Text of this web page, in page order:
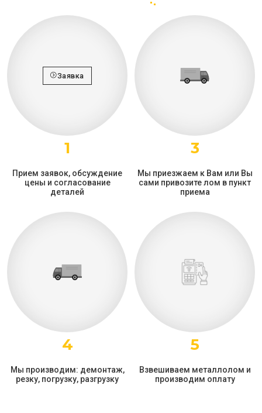
Заявка
1
Прием заявок, обсуждение
цены и согласование
деталей
3
Мы приезжаем к Вам или Вы
сами привозите лом в пункт
приема
4
Мы производим: демонтаж,
резку, погрузку, разгрузку
5
Взвешиваем металлолом и
производим оплату